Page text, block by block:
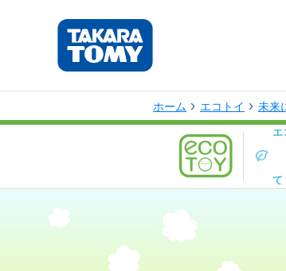
ホーム エコトイ 未来
エ
て